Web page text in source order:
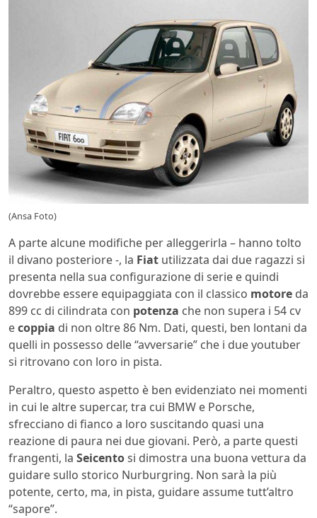
(Ansa Foto)
A parte alcune modifiche per alleggerirla – hanno tolto
il divano posteriore -, la Fiat utilizzata dai due ragazzi si
presenta nella sua configurazione di serie e quindi
dovrebbe essere equipaggiata con il classico motore da
899 cc di cilindrata con potenza che non supera i 54 cv
ecoppia di non oltre 86 Nm. Dati, questi, ben lontani da
quelli in possesso delle “avversarie” che i due youtuber
si ritrovano con loro in pista.
Peraltro, questo aspetto è ben evidenziato nei momenti
in cui le altre supercar, tra cui BMW e Porsche,
sfrecciano di fianco a loro suscitando quasi una
reazione di paura nei due giovani. Però, a parte questi
frangenti, la Seicentosi dimostra una buona vettura da
guidare sullo storico Nurburgring. Non sarà la più
potente, certo, ma, in pista, guidare assume tutt’altro
“sapore”.